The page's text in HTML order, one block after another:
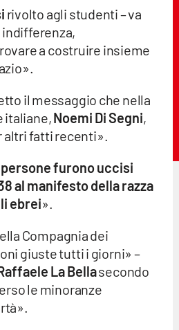
rivolto agli studenti – va
a costruire insieme
il messaggio che nella
italiane,Noemi Di Segni,
altri fatti recenti».
persone furono uccisi
al manifesto della razza
ebrei».
Compagnia dei
giuste tutti i giorni» –
La Bellasecondo
le minoranze